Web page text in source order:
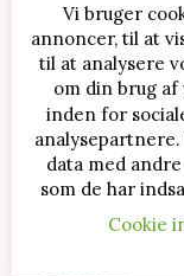
SENESTE
Vi bruger
annoncer, til at
til at analysere
om din brug
inden for
data med
som de har
Cookie